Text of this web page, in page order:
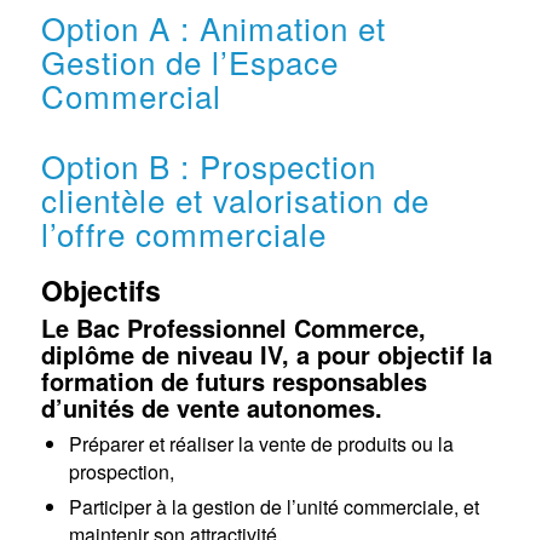
Option A : Animation et
Gestion de l’Espace
Commercial
Option B : Prospection
clientèle et valorisation de
l’offre commerciale
Objectifs
Le Bac Professionnel Commerce,
diplôme de niveau IV, a pour objectif la
formation de futurs responsables
d’unités de vente autonomes.
Préparer et réaliser la vente de produits ou la
prospection,
Participer à la gestion de l’unité commerciale, et